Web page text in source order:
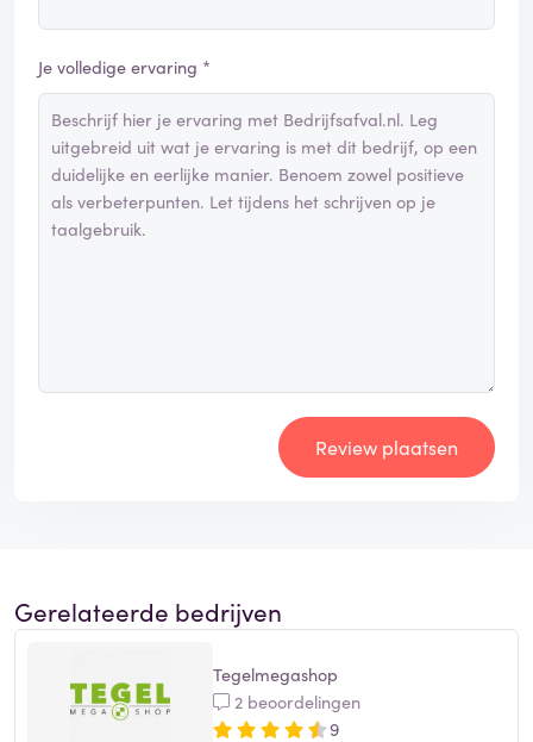
Je volledige ervaring *
Review plaatsen
Gerelateerde bedrijven
Tegelmegashop
2 beoordelingen
9